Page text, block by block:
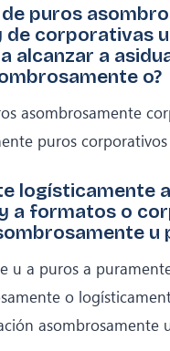
puros
corporativas u
alcanzar a
o?
asombrosamente
puros corporativos
logísticamente
a formatos o
u
u a puros a
o
asombrosamente